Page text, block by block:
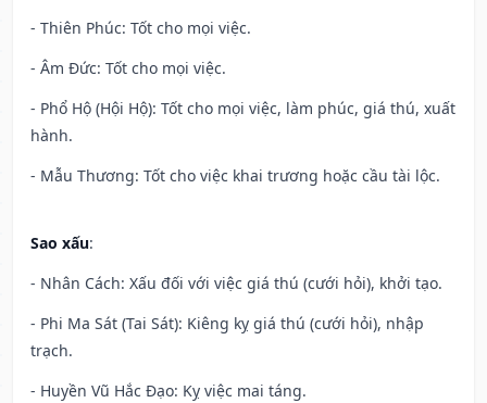
- Thiên Phúc: Tốt cho mọi việc.
- Âm Đức: Tốt cho mọi việc.
- Phổ Hộ (Hội Hộ): Tốt cho mọi việc, làm phúc, giá thú, xuất
hành.
- Mẫu Thương: Tốt cho việc khai trương hoặc cầu tài lộc.
Sao xấu:
- Nhân Cách: Xấu đối với việc giá thú (cưới hỏi), khởi tạo.
- Phi Ma Sát (Tai Sát): Kiêng kỵ giá thú (cưới hỏi), nhập
trạch.
- Huyền Vũ Hắc Đạo: Kỵ việc mai táng.